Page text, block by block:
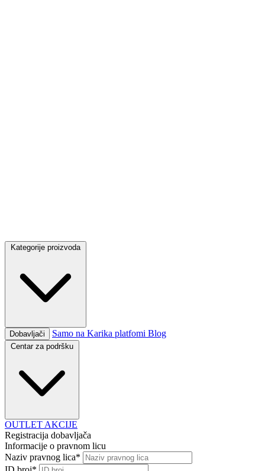
Kategorije proizvoda
Dobavljači Samo na Karika platfomi Blog
Centar za podršku
OUTLET AKCIJE
Registracija dobavljača
Informacije o pravnom licu
Naziv pravnog lica*